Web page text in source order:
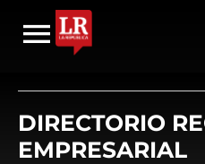
DIRECTORIO
EMPRESARIAL